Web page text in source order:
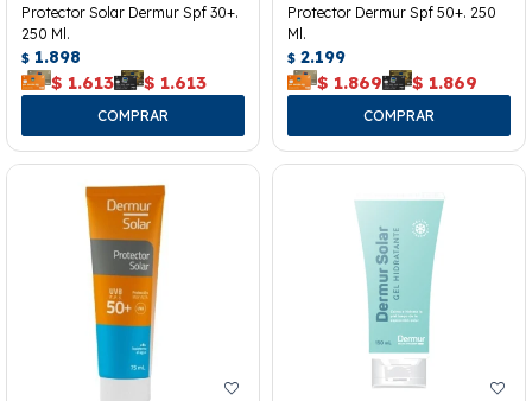
Protector Solar Dermur Spf 30+.
250 Ml.
$ 1.898
$ 1.613 $ 1.613
Protector Dermur Spf 50+. 250
Ml.
$ 2.199
$ 1.869 $ 1.869